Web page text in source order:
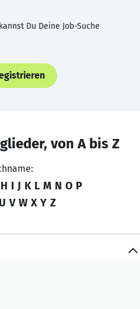
Du Deine Job-Suche
von A bis Z
H I J K L M N O P
U V W X Y Z